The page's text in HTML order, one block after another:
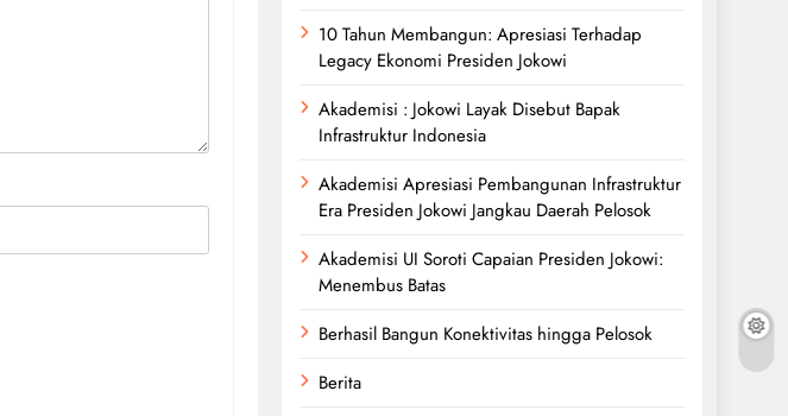
10 Tahun Membangun: Apresiasi Terhadap
Legacy Ekonomi Presiden Jokowi
Akademisi : Jokowi Layak Disebut Bapak
Infrastruktur Indonesia
Akademisi Apresiasi Pembangunan Infrastruktur
Era Presiden Jokowi Jangkau Daerah Pelosok
Akademisi UI Soroti Capaian Presiden Jokowi:
Menembus Batas
Berhasil Bangun Konektivitas hingga Pelosok
Berita